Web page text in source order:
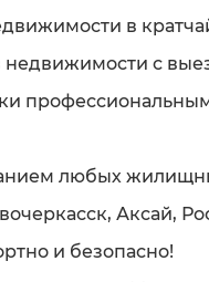
в
недвижимости с
любых
Аксай,
и безопасно!